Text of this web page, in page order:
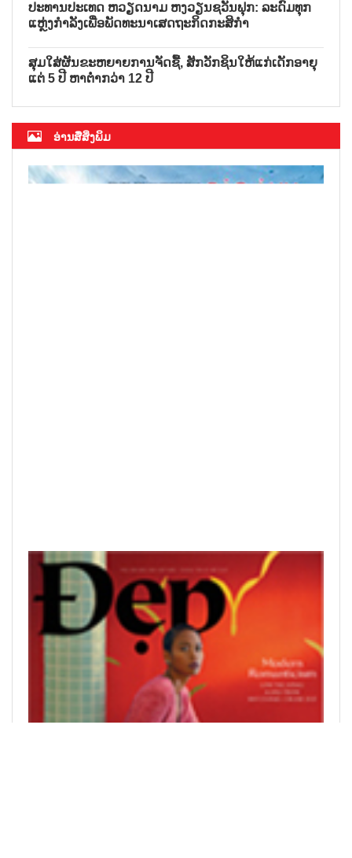
ປະທານປະເທດ ຫວຽດນາມ ຫງວຽນຊວັນຟຸກ: ລະດົມທຸກ
ແຫຼ່ງກຳລັງເພື່ອພັດທະນາເສດຖະກິດກະສິກຳ
ສຸມໃສ່ຜັນຂະຫຍາຍການຈັດຊື້, ສັກວັກຊິນໃຫ້ແກ່ເດັກອາຍຸ
ແຕ່ 5 ປີ ຫາຕ່ຳກວ່າ 12 ປີ
ອ່ານສື່ສິ່ງພິມ